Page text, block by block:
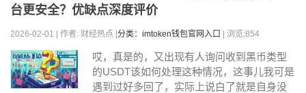
台更安全？优缺点深度评价
2026-02-01 | 作者: 财经热点 | 分类：imtoken钱包官网入口 | 浏览:854
哎，真是的，又出现有人询问收到黑币类型
的USDT该如何处理这种情况，这事儿我可是
遇到过好多回了，实际上说白了就是自身没